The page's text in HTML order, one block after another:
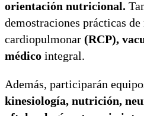
orientación nutricional.
demostraciones prácticas
cardiopulmonar (RCP),
médico integral.
Además, participarán
kinesiología, nutrición,